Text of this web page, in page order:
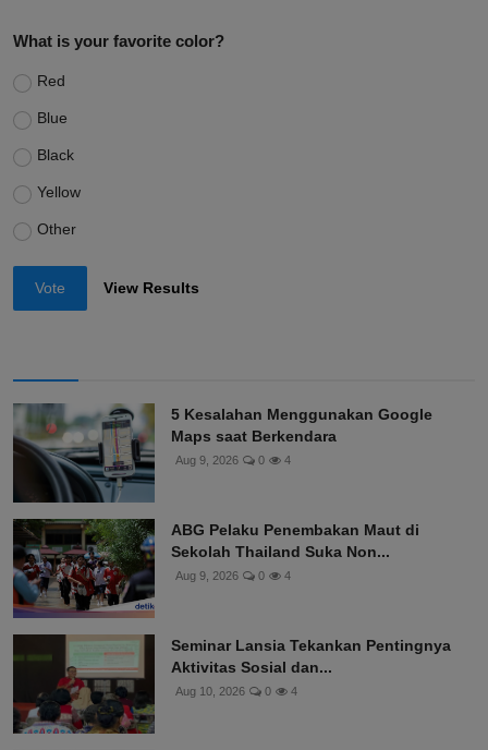
What is your favorite color?
Red
Blue
Black
Yellow
Other
Vote View Results
5 Kesalahan Menggunakan Google
Maps saat Berkendara
Aug 9, 2026 0 4
ABG Pelaku Penembakan Maut di
Sekolah Thailand Suka Non...
Aug 9, 2026 0 4
Seminar Lansia Tekankan Pentingnya
Aktivitas Sosial dan...
Aug 10, 2026 0 4